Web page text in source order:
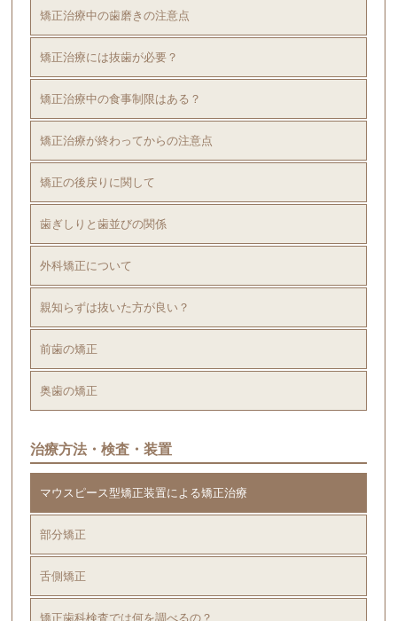
矯正治療中の歯磨きの注意点
矯正治療には抜歯が必要？
矯正治療中の食事制限はある？
矯正治療が終わってからの注意点
矯正の後戻りに関して
歯ぎしりと歯並びの関係
外科矯正について
親知らずは抜いた方が良い？
前歯の矯正
奥歯の矯正
治療方法・検査・装置
マウスピース型矯正装置による矯正治療
部分矯正
舌側矯正
矯正歯科検査では何を調べるの？